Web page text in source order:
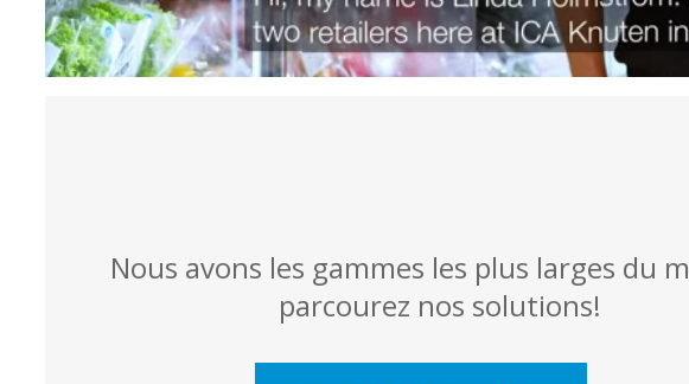
Nous avons les gammes les plus larges du
parcourez nos solutions!